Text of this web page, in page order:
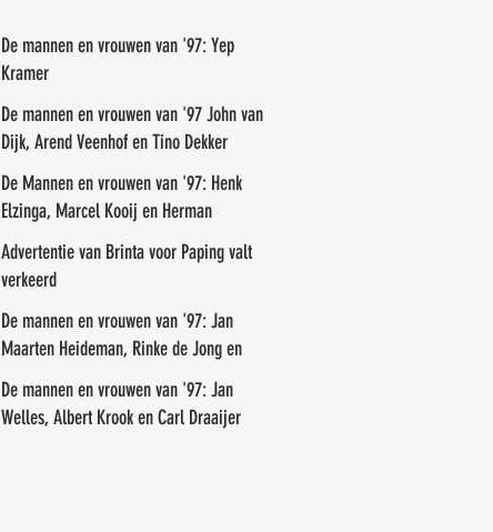
De mannen en vrouwen van '97: Yep
Kramer
De mannen en vrouwen van '97 John van
Dijk, Arend Veenhof en Tino Dekker
De Mannen en vrouwen van '97: Henk
Elzinga, Marcel Kooij en Herman
Veneman
Advertentie van Brinta voor Paping valt
verkeerd
De mannen en vrouwen van '97: Jan
Maarten Heideman, Rinke de Jong en
Erwin Tiemens
De mannen en vrouwen van '97: Jan
Welles, Albert Krook en Carl Draaijer